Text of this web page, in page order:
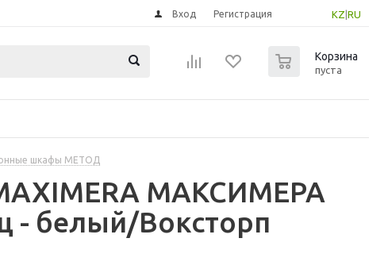
KZ RU
Вход Регистрация
Корзина
пуста
шкафы МЕТОД
МАКСИМЕРА
- белый/Воксторп